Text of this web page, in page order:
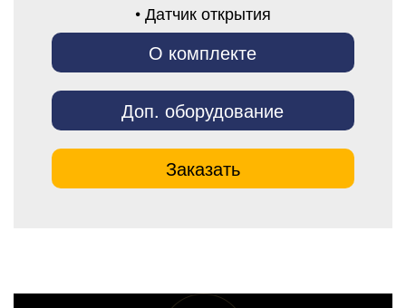
• Датчик открытия
О комплекте
Доп. оборудование
Заказать